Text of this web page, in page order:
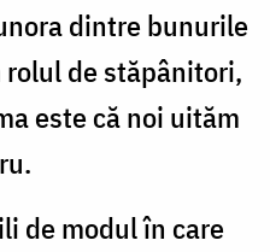
dintre bunurile
de stăpânitori,
este că noi uităm
de modul în care